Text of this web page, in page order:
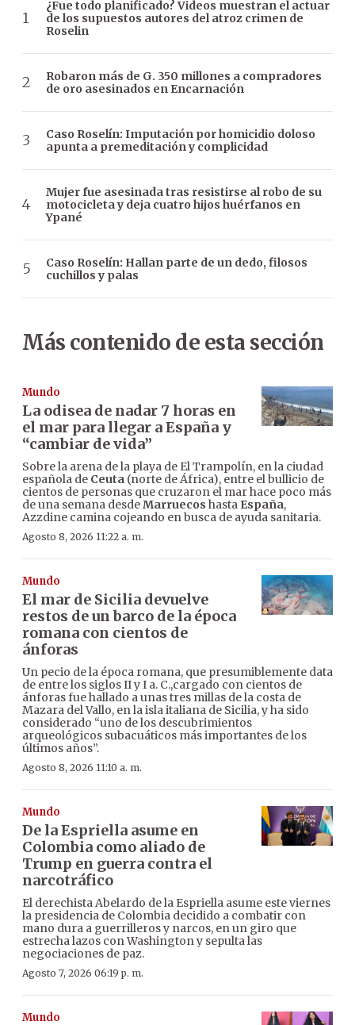
¿Fue todo planificado? Videos muestran el actuar
de los supuestos autores del atroz crimen de
Roselin
Robaron más de G. 350 millones a compradores
de oro asesinados en Encarnación
Caso Roselín: Imputación por homicidio doloso
apunta a premeditación y complicidad
Mujer fue asesinada tras resistirse al robo de su
motocicleta y deja cuatro hijos huérfanos en
Ypané
Caso Roselín: Hallan parte de un dedo, filosos
cuchillos y palas
Más contenido de esta sección
Mundo
La odisea de nadar 7 horas en
el mar para llegar a España y
“cambiar de vida”
Sobre la arena de la playa de El Trampolín, en la ciudad
española de Ceuta (norte de África), entre el bullicio de
cientos de personas que cruzaron el mar hace poco más
de una semana desdeMarruecos hasta España,
Azzdine camina cojeando en busca de ayuda sanitaria.
Agosto 8, 2026 11:22 a. m.
Mundo
El mar de Sicilia devuelve
restos de un barco de la época
romana con cientos de
ánforas
Un pecio de la época romana, que presumiblemente data
de entre los siglos II y I a. C.,cargado con cientos de
ánforas fue hallado a unas tres millas de la costa de
Mazara del Vallo, en la isla italiana de Sicilia, y ha sido
considerado “uno de los descubrimientos
arqueológicos subacuáticos más importantes de los
últimos años”.
Agosto 8, 2026 11:10 a. m.
Mundo
De la Espriella asume en
Colombia como aliado de
Trump en guerra contra el
narcotráfico
El derechista Abelardo de la Espriella asume este viernes
la presidencia de Colombia decidido a combatir con
mano dura a guerrilleros y narcos, en un giro que
estrecha lazos con Washington y sepulta las
negociaciones de paz.
Agosto 7, 2026 06:19 p. m.
Mundo